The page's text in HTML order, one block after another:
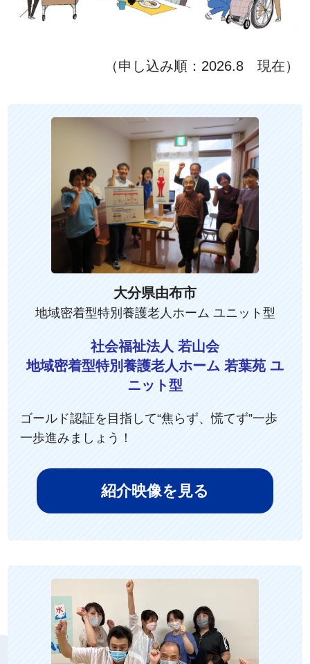
（申し込み順：2026.8 現在）
大分県由布市
地域密着型特別養護老人ホーム ユニット型
社会福祉法人 若山会
地域密着型特別養護老人ホーム 若葉苑 ユ
ニット型
ゴールド認証を目指して“焦らず、慌てず”一歩
一歩進みましょう！
紹介映像を見る